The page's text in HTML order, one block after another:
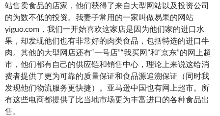
站售卖食品的店家，他们获得了来自大型网站以及投资公司
的为数不低的投资。我妻子常用的一家叫做易果的网站
yiguo.com，我们一开始喜欢这家店是因为他们家的进口水
果，却发现他们也有非常好的肉类食品，包括特选的进口牛
肉。其他的大型网店还有“一号店”“我买网”和“京东”的网上超
市，他们都有自己的供应链和销售中心，理论上来说这给消
费者提供了更为可靠的质量保证和食品源追溯保证（同时我
发现他们物流服务更快捷）。亚马逊中国也有网上超市。所
有这些电商都提供了比当地市场更为丰富进口的各种食品出
售。